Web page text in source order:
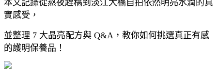
本文記錄從熬夜趕稿到淡江大橋自拍依然明亮水潤的真
實感受，
並整理 7 大晶亮配方與 Q&A，教你如何挑選真正有感
的護明保養品！